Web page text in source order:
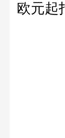
欧元起